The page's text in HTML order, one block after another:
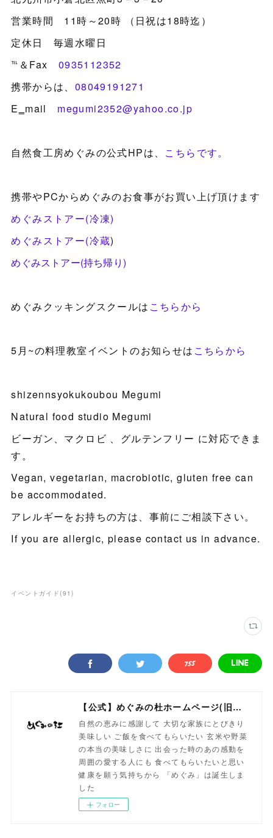
営業時間 11時～20時 （日祝は18時迄）
定休日 毎週水曜日
℡＆Fax 0935112352
携帯からは、 08049191271
E‗mail megumi2352@yahoo.co.jp
自然食工房めぐみの公式HPは、 こちらです。
携帯やPCからめぐみのお食事がお買い上げ頂けます
めぐみストアー(冷凍)
めぐみストアー(冷蔵)
めぐみストアー(持ち帰り)
めぐみクッキングスクールは こちらから
5月~の料理教室イベントのお知らせは こちらから
shizennsyokukoubou Megumi
Natural food studio Megumi
ビーガン、マクロビ 、グルテンフリー に対応できま
す。
Vegan, vegetarian, macrobiotic, gluten free can
be accommodated.
アレルギーをお持ちの方は、事前にご相談下さい。
If you are allergic, please contact us in advance.
イベントガイド(91)
【公式】めぐみの杜ホームページ(旧自然食工房）
自然の恵みに感謝して 大切な家族にとびきり
美味しい ご飯を食べてもらいたい 玄米や野菜
の本当の美味しさに 出会った時のあの感動を
周囲の愛する人にも 食べてもらいたいと思い
健康を願う気持ちから 「めぐみ」は誕生しま
した
フォロー